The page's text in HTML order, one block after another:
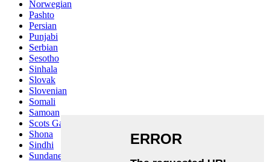
Norwegian
Pashto
Persian
Punjabi
Serbian
Sesotho
Sinhala
Slovak
Slovenian
Somali
Samoan
Scots Gaelic
Shona
Sindhi
Sundanese